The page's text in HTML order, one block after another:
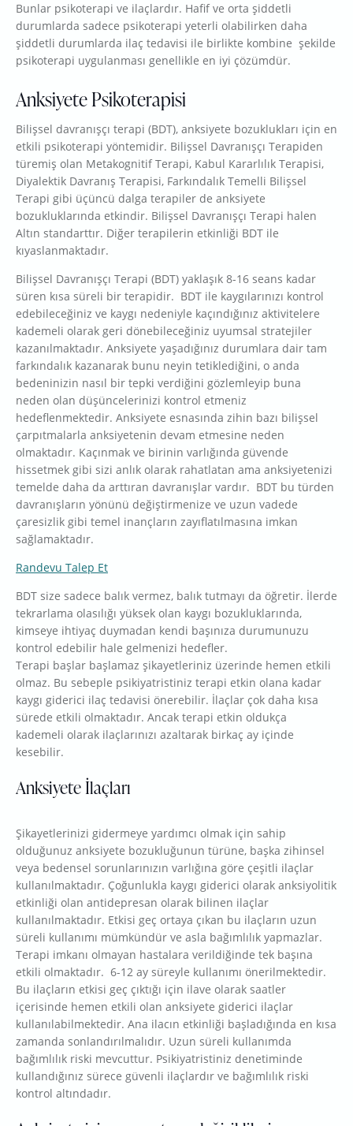
Bunlar psikoterapi ve ilaçlardır. Hafif ve orta şiddetli
durumlarda sadece psikoterapi yeterli olabilirken daha
şiddetli durumlarda ilaç tedavisi ile birlikte kombine şekilde
psikoterapi uygulanması genellikle en iyi çözümdür.
Anksiyete Psikoterapisi
Bilişsel davranışçı terapi (BDT), anksiyete bozuklukları için en
etkili psikoterapi yöntemidir. Bilişsel Davranışçı Terapiden
türemiş olan Metakognitif Terapi, Kabul Kararlılık Terapisi,
Diyalektik Davranış Terapisi, Farkındalık Temelli Bilişsel
Terapi gibi üçüncü dalga terapiler de anksiyete
bozukluklarında etkindir. Bilişsel Davranışçı Terapi halen
Altın standarttır. Diğer terapilerin etkinliği BDT ile
kıyaslanmaktadır.
Bilişsel Davranışçı Terapi (BDT) yaklaşık 8-16 seans kadar
süren kısa süreli bir terapidir. BDT ile kaygılarınızı kontrol
edebileceğiniz ve kaygı nedeniyle kaçındığınız aktivitelere
kademeli olarak geri dönebileceğiniz uyumsal stratejiler
kazanılmaktadır. Anksiyete yaşadığınız durumlara dair tam
farkındalık kazanarak bunu neyin tetiklediğini, o anda
bedeninizin nasıl bir tepki verdiğini gözlemleyip buna
neden olan düşüncelerinizi kontrol etmeniz
hedeflenmektedir. Anksiyete esnasında zihin bazı bilişsel
çarpıtmalarla anksiyetenin devam etmesine neden
olmaktadır. Kaçınmak ve birinin varlığında güvende
hissetmek gibi sizi anlık olarak rahatlatan ama anksiyetenizi
temelde daha da arttıran davranışlar vardır. BDT bu türden
davranışların yönünü değiştirmenize ve uzun vadede
çaresizlik gibi temel inançların zayıflatılmasına imkan
sağlamaktadır.
Randevu Talep Et
BDT size sadece balık vermez, balık tutmayı da öğretir. İlerde
tekrarlama olasılığı yüksek olan kaygı bozukluklarında,
kimseye ihtiyaç duymadan kendi başınıza durumunuzu
kontrol edebilir hale gelmenizi hedefler.
Terapi başlar başlamaz şikayetleriniz üzerinde hemen etkili
olmaz. Bu sebeple psikiyatristiniz terapi etkin olana kadar
kaygı giderici ilaç tedavisi önerebilir. İlaçlar çok daha kısa
sürede etkili olmaktadır. Ancak terapi etkin oldukça
kademeli olarak ilaçlarınızı azaltarak birkaç ay içinde
kesebilir.
Anksiyete İlaçları
Şikayetlerinizi gidermeye yardımcı olmak için sahip
olduğunuz anksiyete bozukluğunun türüne, başka zihinsel
veya bedensel sorunlarınızın varlığına göre çeşitli ilaçlar
kullanılmaktadır. Çoğunlukla kaygı giderici olarak anksiyolitik
etkinliği olan antidepresan olarak bilinen ilaçlar
kullanılmaktadır. Etkisi geç ortaya çıkan bu ilaçların uzun
süreli kullanımı mümkündür ve asla bağımlılık yapmazlar.
Terapi imkanı olmayan hastalara verildiğinde tek başına
etkili olmaktadır. 6-12 ay süreyle kullanımı önerilmektedir.
Bu ilaçların etkisi geç çıktığı için ilave olarak saatler
içerisinde hemen etkili olan anksiyete giderici ilaçlar
kullanılabilmektedir. Ana ilacın etkinliği başladığında en kısa
zamanda sonlandırılmalıdır. Uzun süreli kullanımda
bağımlılık riski mevcuttur. Psikiyatristiniz denetiminde
kullandığınız sürece güvenli ilaçlardır ve bağımlılık riski
kontrol altındadır.